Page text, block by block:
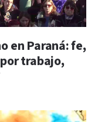
en Paraná: fe,
trabajo,